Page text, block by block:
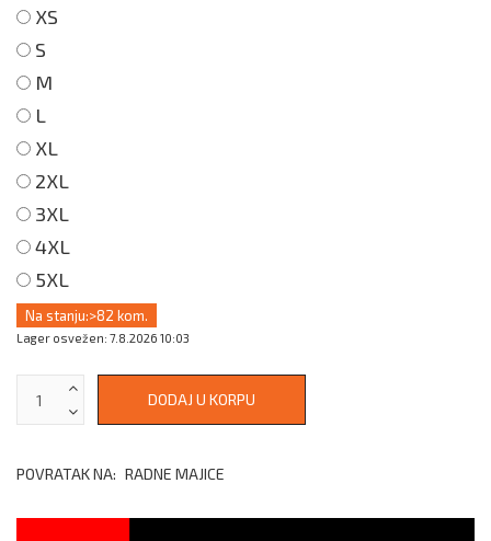
XS
S
M
L
XL
2XL
3XL
4XL
5XL
Na stanju:>82 kom.
Lager osvežen: 7.8.2026 10:03
POVRATAK NA: RADNE MAJICE